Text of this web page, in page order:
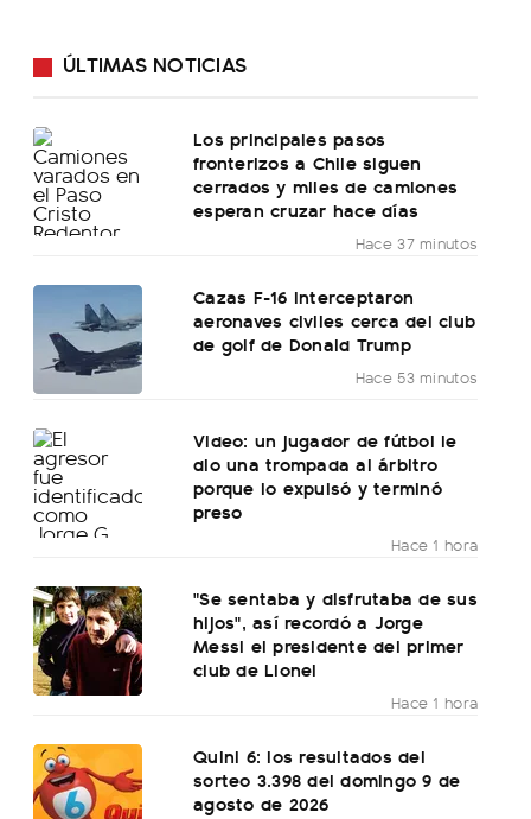
ÚLTIMAS NOTICIAS
Los principales pasos
fronterizos a Chile siguen
cerrados y miles de camiones
esperan cruzar hace días
Hace 37 minutos
Cazas F-16 interceptaron
aeronaves civiles cerca del club
de golf de Donald Trump
Hace 53 minutos
Video: un jugador de fútbol le
dio una trompada al árbitro
porque lo expulsó y terminó
preso
Hace 1 hora
"Se sentaba y disfrutaba de sus
hijos", así recordó a Jorge
Messi el presidente del primer
club de Lionel
Hace 1 hora
Quini 6: los resultados del
sorteo 3.398 del domingo 9 de
agosto de 2026